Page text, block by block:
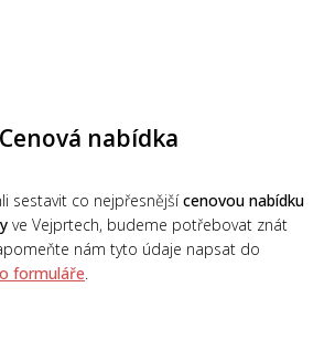
Cenová nabídka
sestavit co nejpřesnějšícenovou nabídku
ve Vejprtech, budeme potřebovat znát
nám tyto údaje napsat do
formuláře.